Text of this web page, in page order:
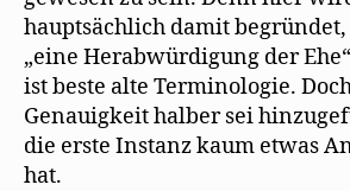
hauptsächlich damit
„eine Herabwürdigung der
ist beste alte Terminologie.
Genauigkeit halber sei
die erste Instanz kaum etwas
hat.